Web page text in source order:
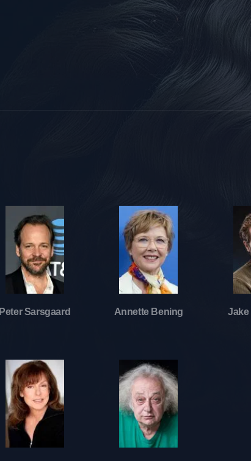
Peter Sarsgaard Annette Bening Jake